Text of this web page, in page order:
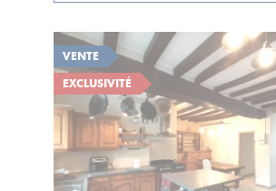
VENTE
EXCLUSIVITÉ